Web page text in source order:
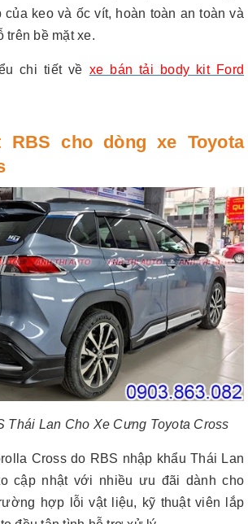
keo và ốc vít, hoàn toàn an toàn và
trên bề mặt xe.
chi tiết về xe bán tải body kit Ford
RBS cho dòng xe Toyota
Thái Lan Cho Xe Cưng Toyota Cross
Cross do RBS nhập khẩu Thái Lan
cập nhật với nhiều ưu đãi dành cho
hợp lỗi vật liệu, kỹ thuật viên lắp